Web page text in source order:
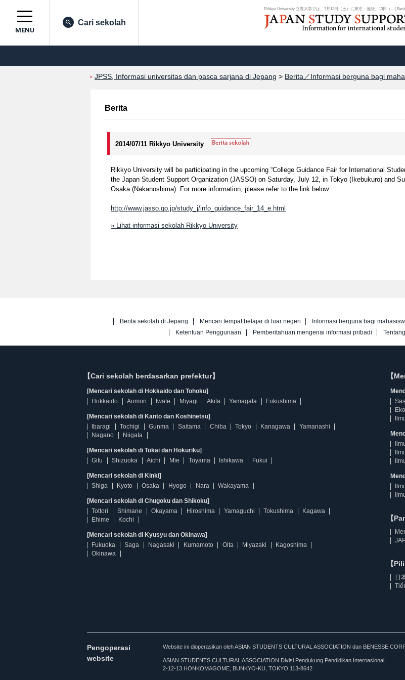
Rikkyo University 立教大学では、7月12日（土）に東京・池袋、13日（... |
MENU
Cari sekolah
JPSS, Informasi universitas dan pasca sarjana di Jepang > Berita／Informasi berguna bagi
Berita
2014/07/11 Rikkyo University
Rikkyo University will be participating in the upcoming “College Guidance Fair for International
the Japan Student Support Organization (JASSO) on Saturday, July 12, in Tokyo (Ikebukuro) and
Osaka (Nakanoshima). For more information, please refer to the link below:
http://www.jasso.go.jp/study_j/info_guidance_fair_14_e.html
» Lihat informasi sekolah Rikkyo University
Berita sekolah di Jepang Mencari tempat belajar di luar negeri Informasi berguna bagi
Ketentuan Penggunaan
Pemberitahuan mengenai informasi pribadi
【Cari sekolah berdasarkan prefektur】
[Mencari sekolah di Hokkaido dan Tohoku]
Hokkaido
Aomori Iwate Miyagi Akita Yamagata Fukushima
[Mencari sekolah di Kanto dan Koshinetsu]
Ibaragi
Tochigi Gunma Saitama Chiba Tokyo Kanagawa
Yamanashi
Nagano
Niigata
[Mencari sekolah di Tokai dan Hokuriku]
Gifu
Shizuoka Aichi Mie Toyama Ishikawa Fukui
[Mencari sekolah di Kinki]
Shiga
Kyoto Osaka Hyogo Nara Wakayama
[Mencari sekolah di Chugoku dan Shikoku]
Tottori
Shimane Okayama Hiroshima Yamaguchi Tokushima
Kagawa
Ehime
Kochi
[Mencari sekolah di Kyusyu dan Okinawa]
Fukuoka
Saga Nagasaki Kumamoto Oita Miyazaki
Kagoshima
Okinawa
【
【
【
日
Pengoperasi
website
Website ini dioperasikan oleh ASIAN STUDENTS CULTURAL ASSOCIATION dan BENESSE
ASIAN STUDENTS CULTURAL ASSOCIATION Divisi Pendukung Pendidikan Internasional
2-12-13 HONKOMAGOME, BUNKYO-KU, TOKYO 113-8642